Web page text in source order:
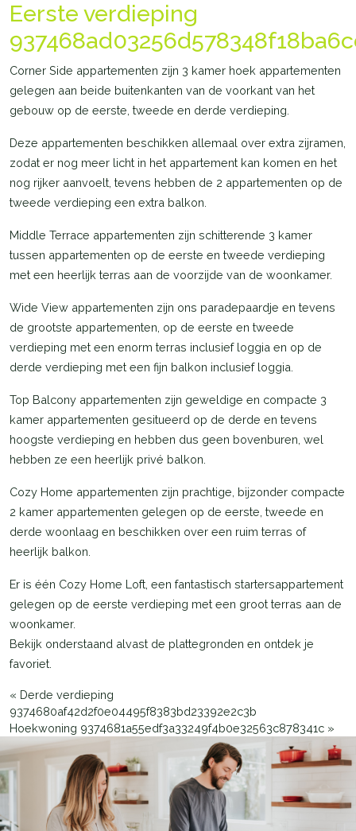
Eerste verdieping
Corner Side appartementen zijn 3 kamer hoek appartementen
gelegen aan beide buitenkanten van de voorkant van het
gebouw op de eerste, tweede en derde verdieping.
Deze appartementen beschikken allemaal over extra zijramen,
zodat er nog meer licht in het appartement kan komen en het
nog rijker aanvoelt, tevens hebben de 2 appartementen op de
tweede verdieping een extra balkon.
Middle Terrace appartementen zijn schitterende 3 kamer
tussen appartementen op de eerste en tweede verdieping
met een heerlijk terras aan de voorzijde van de woonkamer.
Wide View appartementen zijn ons paradepaardje en tevens
de grootste appartementen, op de eerste en tweede
verdieping met een enorm terras inclusief loggia en op de
derde verdieping met een fijn balkon inclusief loggia.
Top Balcony appartementen zijn geweldige en compacte 3
kamer appartementen gesitueerd op de derde en tevens
hoogste verdieping en hebben dus geen bovenburen, wel
hebben ze een heerlijk privé balkon.
Cozy Home appartementen zijn prachtige, bijzonder compacte
2 kamer appartementen gelegen op de eerste, tweede en
derde woonlaag en beschikken over een ruim terras of
heerlijk balkon.
Er is één Cozy Home Loft, een fantastisch startersappartement
gelegen op de eerste verdieping met een groot terras aan de
woonkamer.
Bekijk onderstaand alvast de plattegronden en ontdek je
favoriet.
« Derde verdieping
9374680af42d2f0e04495f8383bd23392e2c3b
Hoekwoning 9374681a55edf3a33249f4b0e32563c878341c »